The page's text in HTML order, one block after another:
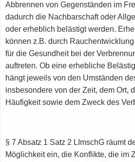
Abbrennen von Gegenständen im
dadurch die Nachbarschaft oder
oder erheblich belästigt werden.
können z.B. durch
für die Gesundheit bei der
auftreten. Ob eine erhebliche
hängt jeweils von den Umständen
insbesondere von der Zeit, dem Ort,
Häufigkeit sowie dem Zweck des
§ 7 Absatz 1 Satz 2 LImschG räumt
Möglichkeit ein, die Konflikte, die im